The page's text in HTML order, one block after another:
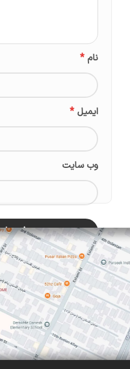
نام*
ایمیل*
وب‌ سایت